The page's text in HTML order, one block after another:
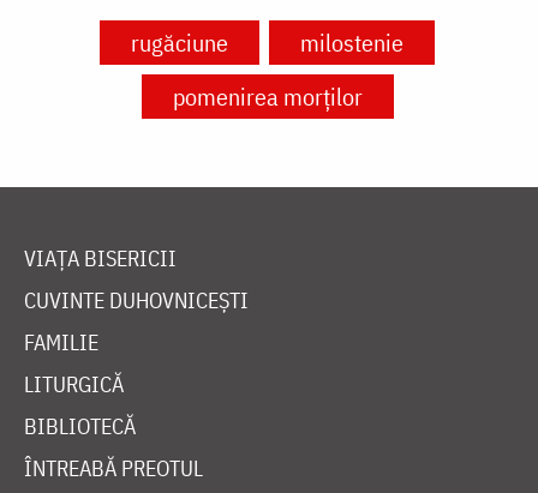
rugăciune
milostenie
pomenirea morților
VIAȚA BISERICII
CUVINTE DUHOVNICEȘTI
FAMILIE
LITURGICĂ
BIBLIOTECĂ
ÎNTREABĂ PREOTUL